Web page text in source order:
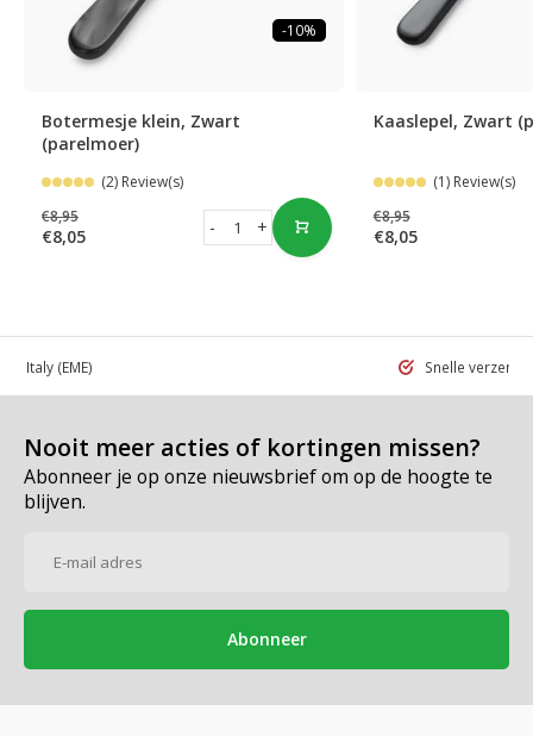
-10%
Botermesje klein, Zwart
(parelmoer)
(2) Review(s)
€8,95
€8,05 +
-
Kaaslepel, Zwart
(1) Review(s)
€8,95
€8,05
in Italy (EME) Snelle
Nooit meer acties of kortingen missen?
Abonneer je op onze nieuwsbrief om op de hoogte te
blijven.
Abonneer